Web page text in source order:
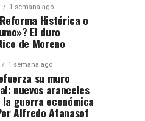
1 semana ago
Histórica o
El duro
de Moreno
1 semana ago
su muro
nuevos aranceles
la guerra económica
Alfredo Atanasof